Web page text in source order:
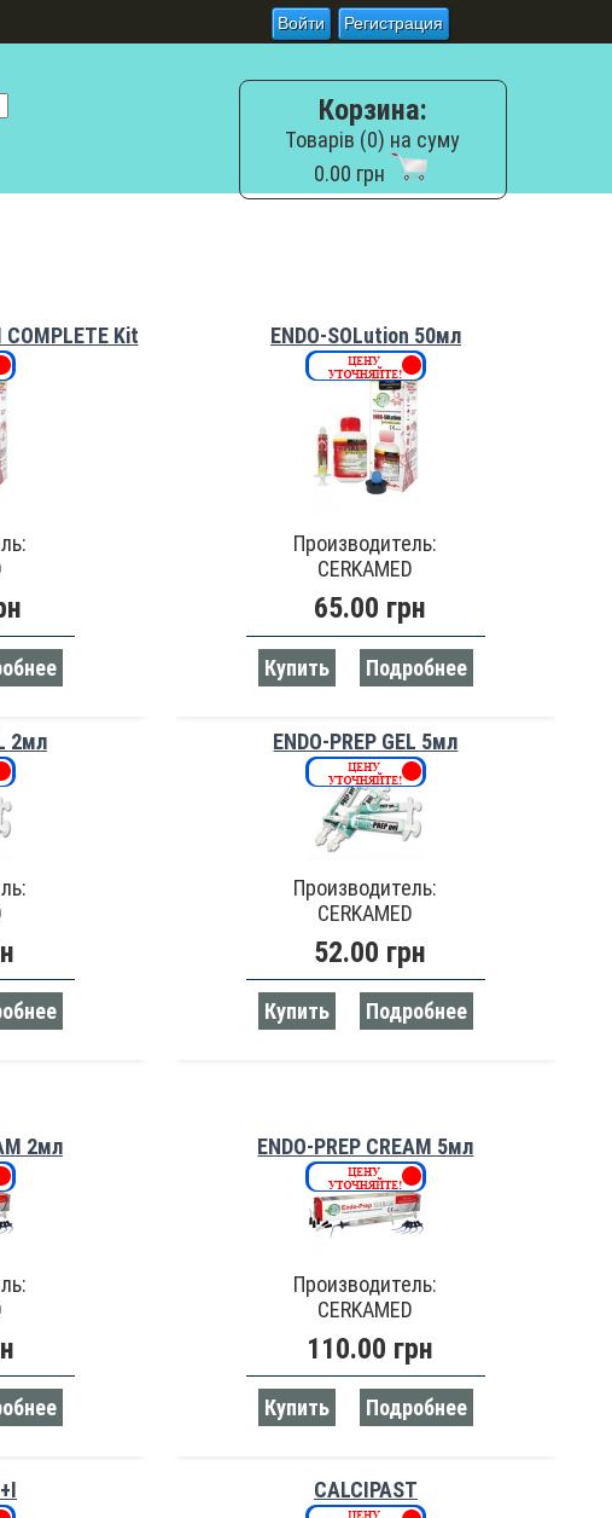
Войти Регистрация
Корзина:
Товарів (0) на суму
0.00 грн
COMPLETE Kit ENDO-SOLution 50мл
Производитель:
CERKAMED
65.00 грн
Купить Подробнее
2мл ENDO-PREP GEL 5мл
Производитель:
CERKAMED
52.00 грн
Купить Подробнее
2мл ENDO-PREP CREAM 5мл
Производитель:
CERKAMED
110.00 грн
Купить Подробнее
CALCIPAST